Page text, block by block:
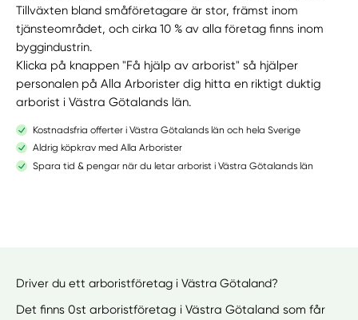
Tillväxten bland småföretagare är stor, främst inom
tjänsteområdet, och cirka 10 % av alla företag finns inom
byggindustrin.
Klicka på knappen "Få hjälp av arborist" så hjälper
personalen på Alla Arborister dig hitta en riktigt duktig
arborist i Västra Götalands län.
Kostnadsfria offerter i Västra Götalands län och hela Sverige
Aldrig köpkrav med Alla Arborister
Spara tid & pengar när du letar arborist i Västra Götalands län
Driver du ett arboristföretag i Västra Götaland?
Det finns 0st arboristföretag i Västra Götaland som får